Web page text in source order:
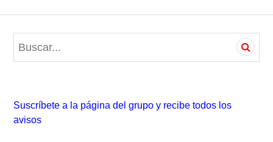
e
Suscríbete a la página del grupo y recibe todos los
avisos